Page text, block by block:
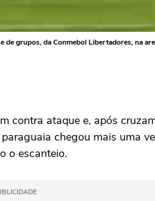
grupos, da Conmebol Libertadores, na
ataque e, após
chegou mais uma
o escanteio.